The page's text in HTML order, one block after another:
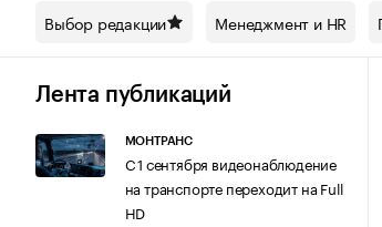
Спецпроекты СПб Конференции СПб
Технологии и медиа Рынок
Выбор редакции Менеджмент и HR
Лента публикаций
МОНТРАНС
С 1 сентября видеонаблюдение
на транспорте переходит на Full
HD